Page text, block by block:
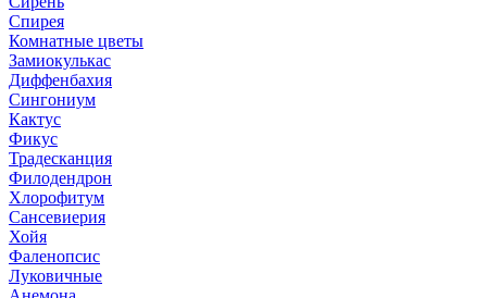
Спирея
Комнатные цветы
Замиокулькас
Диффенбахия
Сингониум
Кактус
Фикус
Традесканция
Филодендрон
Хлорофитум
Сансевиерия
Хойя
Фаленопсис
Луковичные